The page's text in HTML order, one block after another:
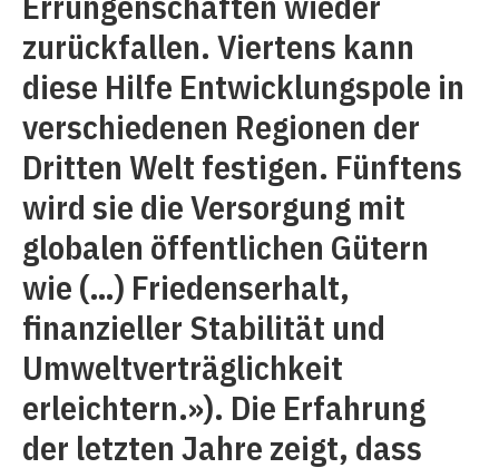
zurückfallen. Viertens kann
diese Hilfe Entwicklungspole in
verschiedenen Regionen der
Dritten Welt festigen. Fünftens
wird sie die Versorgung mit
globalen öffentlichen Gütern
wie (…) Friedenserhalt,
finanzieller Stabilität und
Umweltverträglichkeit
erleichtern.»). Die Erfahrung
der letzten Jahre zeigt, dass